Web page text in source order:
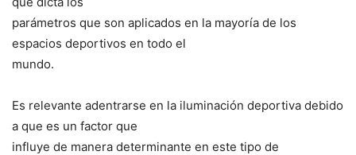
parámetros que son aplicados en la mayoría de los
espacios deportivos en todo el
mundo.
Es relevante adentrarse en la iluminación deportiva debido
a que es un factor que
influye de manera determinante en este tipo de